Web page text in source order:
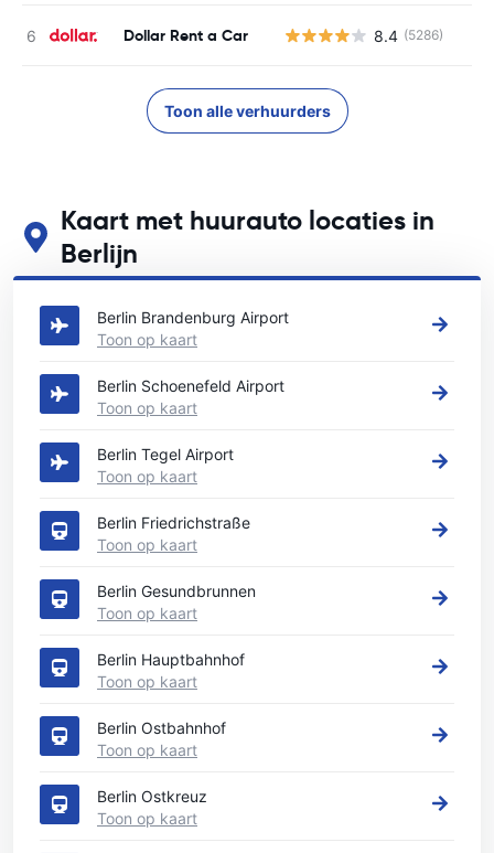
Dollar Rent a Car 8.4 (5286)
Toon alle verhuurders
Kaart met huurauto locaties in
Berlijn
Zie onze belangrijkste autoverhuur locaties in Berlijn
Berlin Brandenburg Airport
Toon op kaart
Berlin Schoenefeld Airport
Toon op kaart
Berlin Tegel Airport
Toon op kaart
Berlin Friedrichstraße
Toon op kaart
Berlin Gesundbrunnen
Toon op kaart
Berlin Hauptbahnhof
Toon op kaart
Berlin Ostbahnhof
Toon op kaart
Berlin Ostkreuz
Toon op kaart